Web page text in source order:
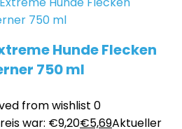
Hunde Flecken
750 ml
from wishlist 0
war: €9,20€5,69Aktueller